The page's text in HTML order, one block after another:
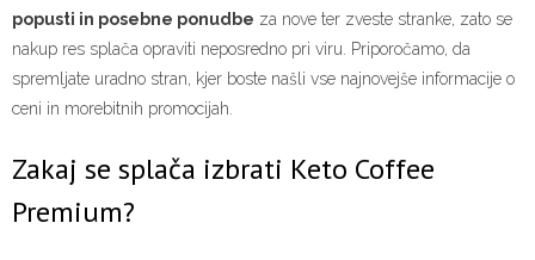
popusti in posebne ponudbe za nove ter zveste stranke, zato se
nakup res splača opraviti neposredno pri viru. Priporočamo, da
spremljate uradno stran, kjer boste našli vse najnovejše informacije o
ceni in morebitnih promocijah.
Zakaj se splača izbrati Keto Coffee
Premium?